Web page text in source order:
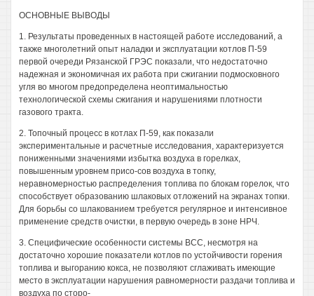
ОСНОВНЫЕ ВЫВОДЫ
1. Результаты проведенных в настоящей работе исследований, а
также многолетний опыт наладки и эксплуатации котлов П-59
первой очереди Рязанской ГРЭС показали, что недостаточно
надежная и экономичная их работа при сжигании подмосковного
угля во многом предопределена неоптимальностью
технологической схемы сжигания и нарушениями плотности
газового тракта.
2. Топочный процесс в котлах П-59, как показали
экспериментальные и расчетные исследования, характеризуется
пониженными значениями избытка воздуха в горелках,
повышенным уровнем присо-сов воздуха в топку,
неравномерностью распределения топлива по блокам горелок, что
способствует образованию шлаковых отложений на экранах топки.
Для борьбы со шлакованием требуется регулярное и интенсивное
применение средств очистки, в первую очередь в зоне НРЧ.
3. Специфические особенности системы ВСС, несмотря на
достаточно хорошие показатели котлов по устойчивости горения
топлива и выгоранию кокса, не позволяют сглаживать имеющие
место в эксплуатации нарушения равномерности раздачи топлива и
воздуха по сторо-